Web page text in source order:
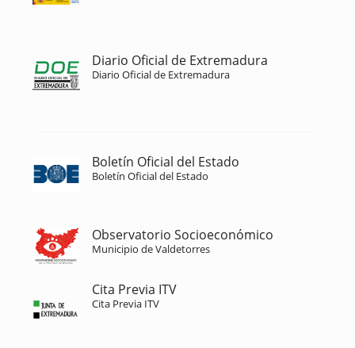
Diario Oficial de Extremadura
Diario Oficial de Extremadura
Boletín Oficial del Estado
Boletín Oficial del Estado
Observatorio Socioeconómico
Municipio de Valdetorres
Cita Previa ITV
Cita Previa ITV